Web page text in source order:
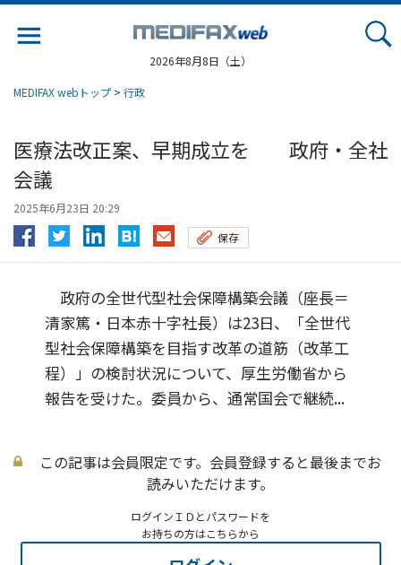
2026年8月8日（土）
MEDIFAX webトップ > 行政
医療法改正案、早期成立を 政府・全社
会議
2025年6月23日 20:29
保存
政府の全世代型社会保障構築会議（座長＝
清家篤・日本赤十字社長）は23日、「全世代
型社会保障構築を目指す改革の道筋（改革工
程）」の検討状況について、厚生労働省から
報告を受けた。委員から、通常国会で継続...
この記事は会員限定です。会員登録すると最後までお
読みいただけます。
ログインＩＤとパスワードを
お持ちの方はこちらから